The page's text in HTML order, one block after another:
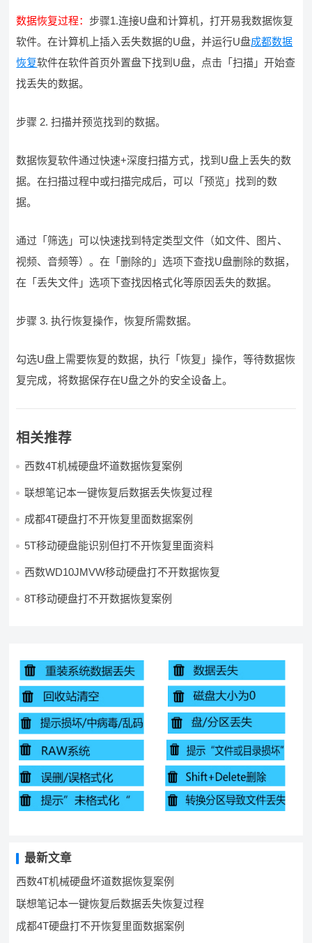
数据恢复过程： 步骤1.连接U盘和计算机，打开易我数据恢复
软件。在计算机上插入丢失数据的U盘，并运行U盘成都数据
恢复软件在软件首页外置盘下找到U盘，点击「扫描」开始查
找丢失的数据。
步骤 2. 扫描并预览找到的数据。
数据恢复软件通过快速+深度扫描方式，找到U盘上丢失的数
据。在扫描过程中或扫描完成后，可以「预览」找到的数
据。
通过「筛选」可以快速找到特定类型文件（如文件、图片、
视频、音频等）。在「删除的」选项下查找U盘删除的数据，
在「丢失文件」选项下查找因格式化等原因丢失的数据。
步骤 3. 执行恢复操作，恢复所需数据。
勾选U盘上需要恢复的数据，执行「恢复」操作，等待数据恢
复完成，将数据保存在U盘之外的安全设备上。
相关推荐
西数4T机械硬盘坏道数据恢复案例
联想笔记本一键恢复后数据丢失恢复过程
成都4T硬盘打不开恢复里面数据案例
5T移动硬盘能识别但打不开恢复里面资料
西数WD10JMVW移动硬盘打不开数据恢复
8T移动硬盘打不开数据恢复案例
最新文章
西数4T机械硬盘坏道数据恢复案例
联想笔记本一键恢复后数据丢失恢复过程
成都4T硬盘打不开恢复里面数据案例